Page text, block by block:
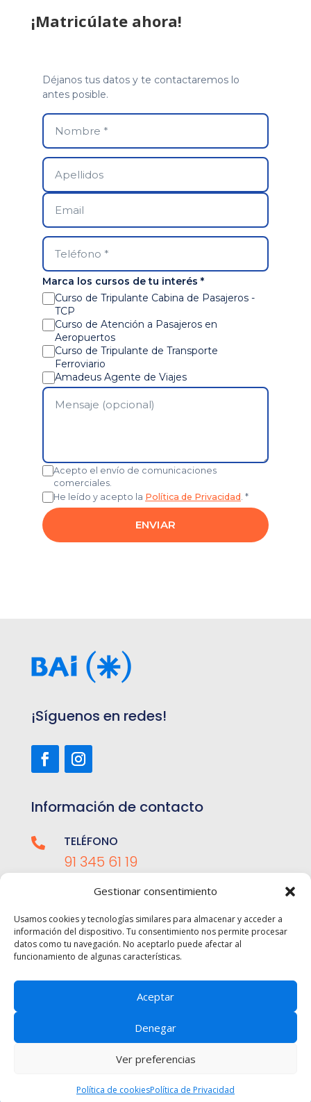
Gestionar consentimiento
Usamos cookies y tecnologías similares para almacenar y acceder a
información del dispositivo. Tu consentimiento nos permite procesar
datos como tu navegación. No aceptarlo puede afectar al
funcionamiento de algunas características.
Aceptar
Denegar
Ver preferencias
Política de cookiesPolítica de Privacidad
¡Matricúlate ahora!
¡Síguenos en redes!
Información de contacto
 TELÉFONO
91 345 61 19
EMAIL
admisiones@bai-sa.es
 MÓVIL
© 2026 BAI Escuela de Azafatas y Tripulantes | Todos
los derechos reservados
Aviso Legal y Política de Privacidad
Política de Calidad
Participación